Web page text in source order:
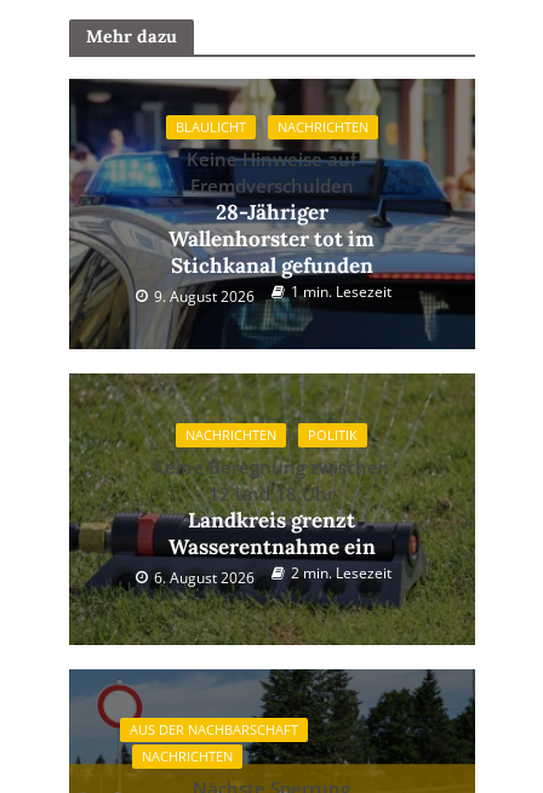
Mehr dazu
BLAULICHT NACHRICHTEN
Keine Hinweise auf
Fremdverschulden
28-Jähriger
Wallenhorster tot im
Stichkanal gefunden
9. August 2026 1 min. Lesezeit
NACHRICHTEN POLITIK
Keine Beregnung zwischen
12 und 18 Uhr
Landkreis grenzt
Wasserentnahme ein
6. August 2026 2 min. Lesezeit
AUS DER NACHBARSCHAFT
NACHRICHTEN